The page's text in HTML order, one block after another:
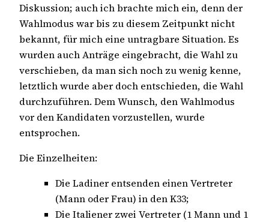
Diskussion; auch ich brachte mich ein, denn der
Wahlmodus war bis zu diesem Zeitpunkt nicht
bekannt, für mich eine untragbare Situation. Es
wurden auch Anträge eingebracht, die Wahl zu
verschieben, da man sich noch zu wenig kenne,
letztlich wurde aber doch entschieden, die Wahl
durchzuführen. Dem Wunsch, den Wahlmodus
vor den Kandidaten vorzustellen, wurde
entsprochen.
Die Einzelheiten:
Die Ladiner entsenden einen Vertreter
(Mann oder Frau) in den K33;
Die Italiener zwei Vertreter (1 Mann und 1